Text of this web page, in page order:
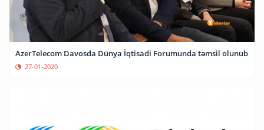
AzerTelecom Davosda Dünya İqtisadi Forumunda təmsil olunub
27-01-2020